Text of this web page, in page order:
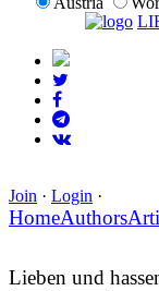
Join · Login ·
HomeAuthors
Lieben und